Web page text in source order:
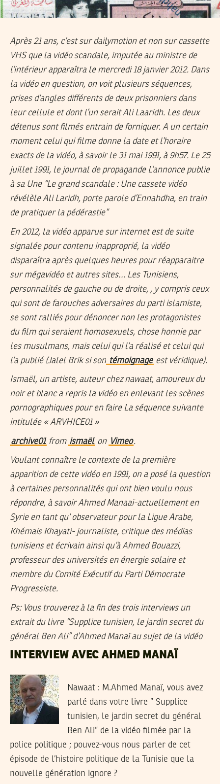
Après 21 ans, c’est sur dailymotion et non sur cassette
VHS que la vidéo scandale, imputée au ministre de
l’intérieur apparaîtra le mercredi 18 janvier 2012. Dans
la vidéo en question, on voit plusieurs séquences,
prises d’angles différents de deux prisonniers dans
leur cellule et dont l’un serait Ali Laaridh. Les deux
détenus sont filmés entrain de forniquer. A un certain
moment celui qui filme donne la date et l’horaire
exacts de la vidéo, à savoir le 31 mai 1991, à 9h57. Le 25
juillet 1991, le journal de propagande L’annonce publie
à sa Une “Le grand scandale : Une cassete vidéo
révélèle Ali Laridh, porte parole d’Ennahdha, en train
de pratiquer la pédérastie”
En 2012, la vidéo apparue sur internet est de suite
signalée pour contenu inapproprié, la vidéo
disparaîtra après quelques heures pour réapparaitre
sur mégavidéo et autres sites… Les Tunisiens,
personnalités de gauche ou de droite, , y compris ceux
qui sont de farouches adversaires du parti islamiste,
se sont ralliés pour dénoncer non les protagonistes
du film qui seraient homosexuels, chose honnie par
les musulmans, mais celui qui l’a réalisé et celui qui
l’a publié (Jalel Brik si son témoignage est véridique).
Ismaël, un artiste, auteur chez nawaat, amoureux du
noir et blanc a repris la vidéo en enlevant les scènes
pornographiques pour en faire La séquence suivante
intitulée « ARVHICE01 »
archive01 from ismaël on Vimeo.
Voulant connaître le contexte de la première
apparition de cette vidéo en 1991, on a posé la question
à certaines personnalités qui ont bien voulu nous
répondre, à savoir Ahmed Manaaï-actuellement en
Syrie en tant qu’ observateur pour la Ligue Arabe,
Khémais Khayati- journaliste, critique des médias
tunisiens et écrivain ainsi qu’à Ahmed Bouazzi,
professeur des universités en énergie solaire et
membre du Comité Exécutif du Parti Démocrate
Progressiste.
Ps:Vous trouverez à la fin des trois interviews un
extrait du livre “Supplice tunisien, le jardin secret du
général Ben Ali” d’Ahmed Manaï au sujet de la vidéo
INTERVIEW AVEC AHMED MANAÏ
Nawaat : M.Ahmed Manaï, vous avez
parlé dans votre livre ” Supplice
tunisien, le jardin secret du général
Ben Ali” de la vidéo filmée par la
police politique ; pouvez-vous nous parler de cet
épisode de l’histoire politique de la Tunisie que la
nouvelle génération ignore ?